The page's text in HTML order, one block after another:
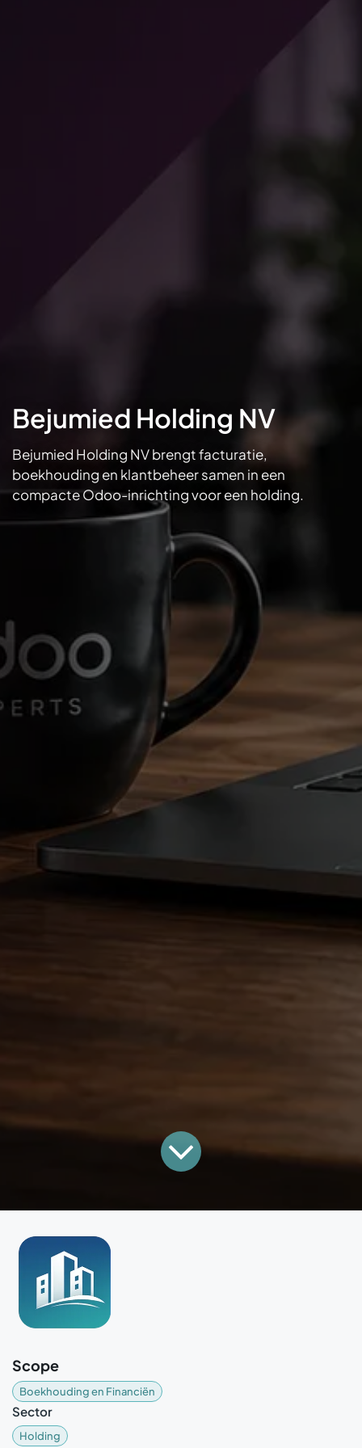
Bejumied Holding NV
Bejumied Holding NV brengt facturatie,
boekhouding en klantbeheer samen in een
compacte Odoo-inrichting voor een holding.
Scope
Boekhouding en Financiën
Sector
Holding